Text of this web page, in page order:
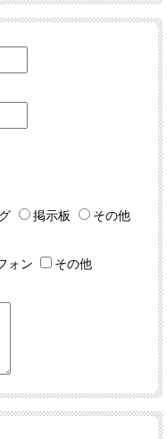
掲示板
その他
ォン
その他